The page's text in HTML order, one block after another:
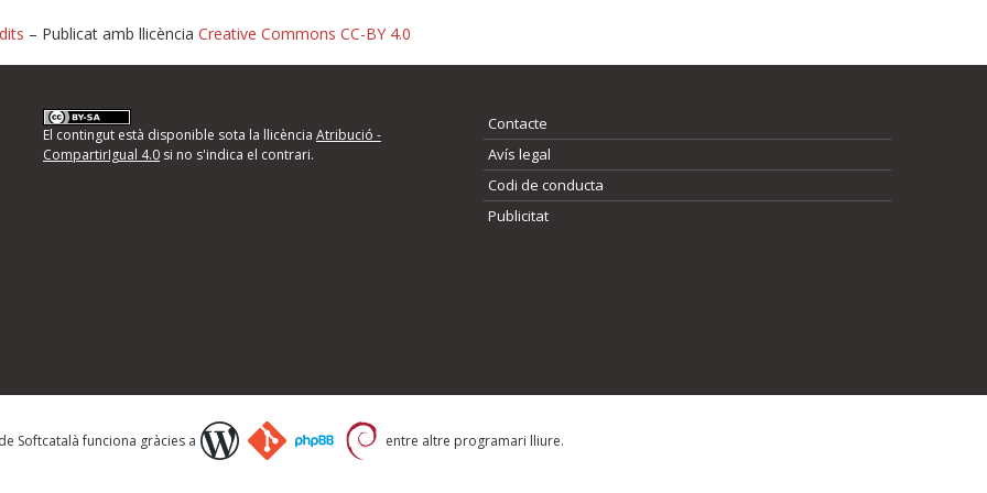
d'errors
següents i descriviu quina és la millora que
– Publicat amb llicència Creative Commons CC-BY 4.0
El contingut està disponible sota la llicència Atribució -
CompartirIgual 4.0si no s'indica el contrari.
Contacte
Avís legal
Codi de conducta
Publicitat
Softcatalà funciona gràcies a entre altre programari lliure.